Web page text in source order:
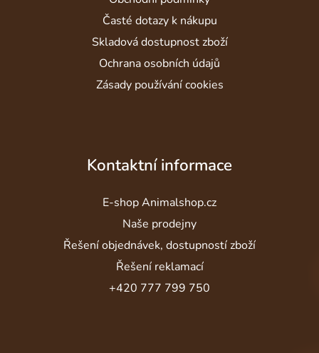
Časté dotazy k nákupu
Skladová dostupnost zboží
Ochrana osobních údajů
Zásady používání cookies
Kontaktní informace
E-shop Animalshop.cz
Naše prodejny
Řešení objednávek, dostupností zboží
Řešení reklamací
+420 777 799 750